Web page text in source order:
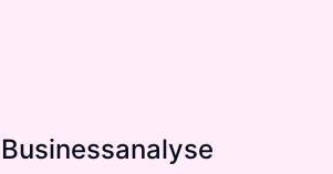
Business­analyse